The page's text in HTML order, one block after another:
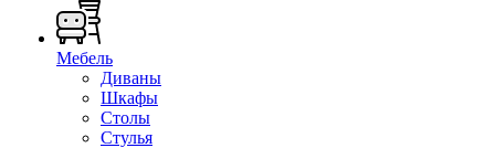
Мебель
Диваны
Шкафы
Столы
Стулья